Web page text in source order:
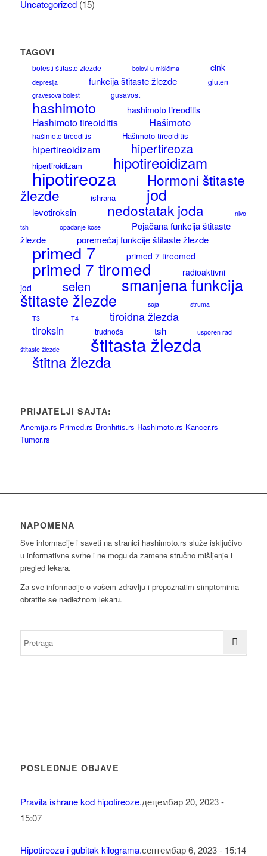
Uncategorized(15)
TAGOVI
bolesti štitaste žlezde bolovi u mišićima cink
depresija funkcija štitaste žlezde gluten
gravesova bolest gusavost
hashimoto hashimoto tireoditis
Hashimoto tireoiditis Hašimoto
hašimoto tireoditis Hašimoto tireoiditis
hipertireoidizam hipertireoza
hipertiroidizam hipotireoidizam
hipotireoza
Hormoni štitaste
žlezde
ishrana jod
levotiroksin nedostatak joda
nivo
tsh
opadanje kose
Pojačana funkcija štitaste
žlezde
poremećaj funkcije štitaste žlezde
primed 7 primed 7 tireomed
primed 7 tiromed
radioaktivni
jod
selen smanjena funkcija
štitaste žlezde soja
struma
T3
T4 tiroidna žlezda
tiroksin trudnoća tsh
usporen rad
štitaste žlezde
štitasta žlezda
štitna žlezda
PRIJATELJI SAJTA:
Anemija.rs Primed.rs Bronhitis.rs Hashimoto.rs Kancer.rs
Tumor.rs
NAPOMENA
Sve informacije i saveti na stranici hashimoto.rs služe isključivo
u informativne svrhe i ne mogu da zamene stručno mišljenje i
pregled lekara.
Za sve informacije o vašem zdravlju i prepoznatim simptomima
obratite se nadležnom lekaru.
POSLEDNJE OBJAVE
Pravila ishrane kod hipotireoze.децембар 20, 2023 -
15:07
Hipotireoza i gubitak kilograma.септембар 6, 2023 - 15:14